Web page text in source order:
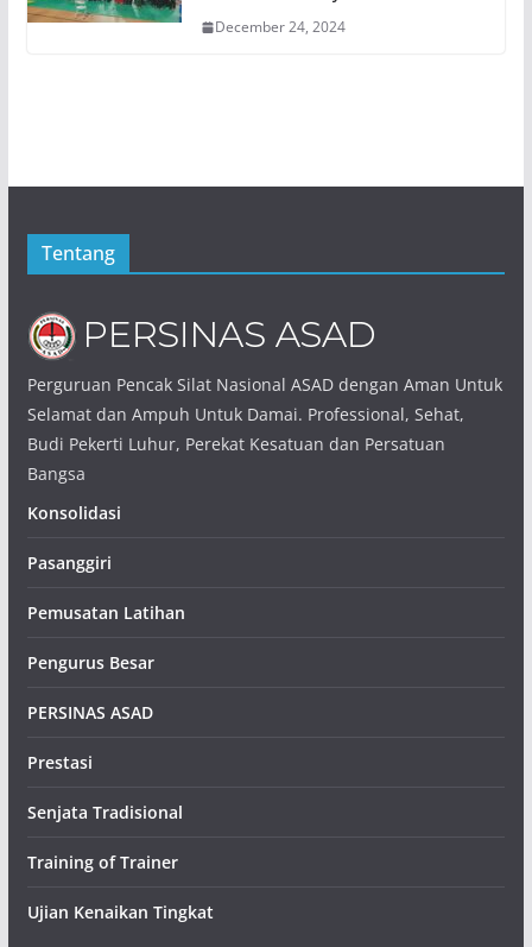
December 24, 2024
Tentang
Perguruan Pencak Silat Nasional ASAD dengan Aman Untuk
Selamat dan Ampuh Untuk Damai. Professional, Sehat,
Budi Pekerti Luhur, Perekat Kesatuan dan Persatuan
Bangsa
Konsolidasi
Pasanggiri
Pemusatan Latihan
Pengurus Besar
PERSINAS ASAD
Prestasi
Senjata Tradisional
Training of Trainer
Ujian Kenaikan Tingkat